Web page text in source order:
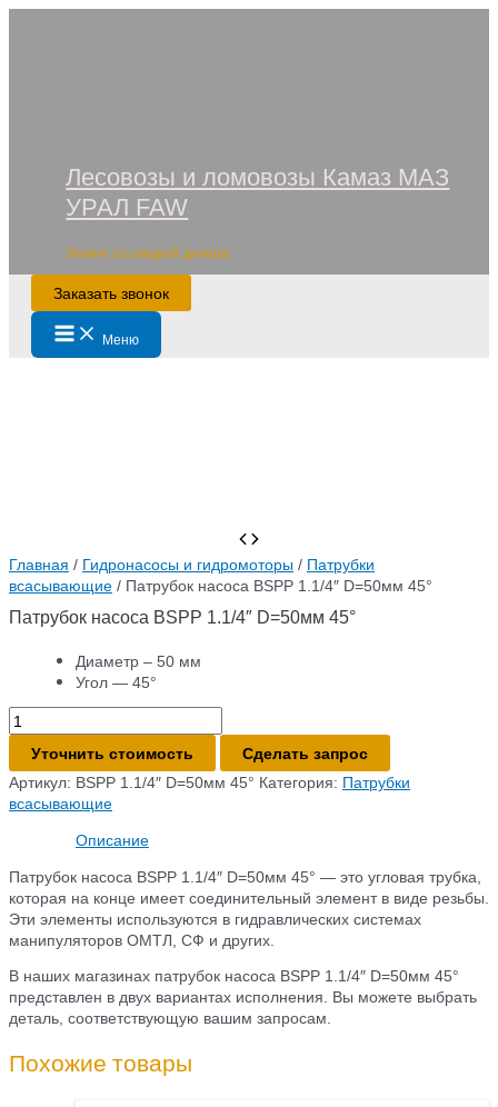
Лесовозы и ломовозы Камаз МАЗ
УРАЛ FAW
Лизинг со скидкой дилера
Заказать звонок
Main
Menu Меню
Главная / Гидронасосы и гидромоторы / Патрубки
всасывающие / Патрубок насоса BSPP 1.1/4″ D=50мм 45°
Патрубок насоса BSPP 1.1/4″ D=50мм 45°
Диаметр – 50 мм
Угол — 45°
Количество
товара
Патрубок
насоса
BSPP
Уточнить стоимость
Сделать запрос
Артикул: BSPP 1.1/4″ D=50мм 45° Категория: Патрубки
всасывающие
Описание
Патрубок насоса BSPP 1.1/4″ D=50мм 45° — это угловая трубка,
которая на конце имеет соединительный элемент в виде резьбы.
Эти элементы используются в гидравлических системах
манипуляторов ОМТЛ, СФ и других.
В наших магазинах патрубок насоса BSPP 1.1/4″ D=50мм 45°
представлен в двух вариантах исполнения. Вы можете выбрать
деталь, соответствующую вашим запросам.
Похожие товары